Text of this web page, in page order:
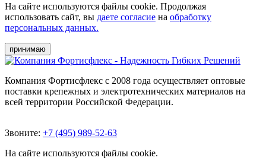
На сайте используются файлы cookie. Продолжая
использовать сайт, вы даете согласие на обработку
персональных данных.
принимаю
Компания Фортисфлекс с 2008 года осуществляет оптовые
поставки крепежных и электротехнических материалов на
всей территории Российской Федерации.
Звоните: +7 (495) 989-52-63
На сайте используются файлы cookie.